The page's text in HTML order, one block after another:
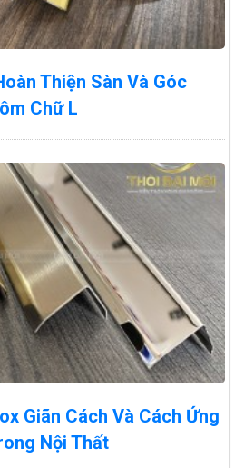
Thiện Sàn Và Góc
Chữ L
Giãn Cách Và Cách Ứng
Nội Thất